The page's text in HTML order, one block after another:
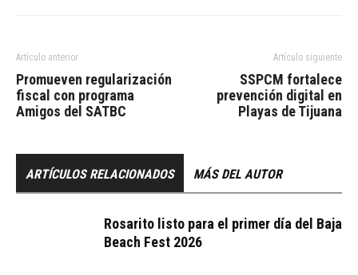
Artículo anterior
Promueven regularización
fiscal con programa
Amigos del SATBC
Artículo siguiente
SSPCM fortalece
prevención digital en
Playas de Tijuana
ARTÍCULOS RELACIONADOS MÁS DEL AUTOR
Rosarito listo para el primer día del Baja
Beach Fest 2026